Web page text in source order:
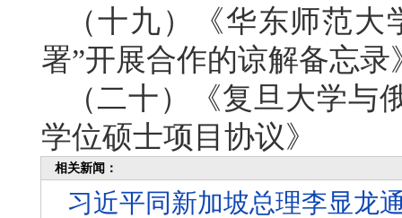
（十九）《华东师范
署”开展合作的谅解备忘录
（二十）《复旦大学
学位硕士项目协议》
相关新闻：
习近平同新加坡总理李显龙